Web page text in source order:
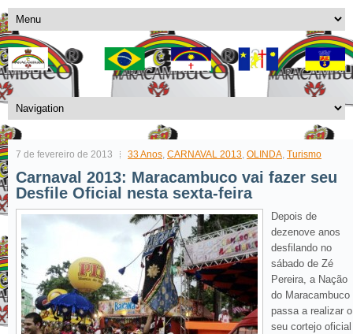
7 de fevereiro de 2013 33 Anos, CARNAVAL 2013, OLINDA, Turismo
Carnaval 2013: Maracambuco vai fazer seu
Desfile Oficial nesta sexta-feira
Depois de
dezenove anos
desfilando no
sábado de Zé
Pereira, a Nação
do Maracambuco
passa a realizar o
seu cortejo oficial